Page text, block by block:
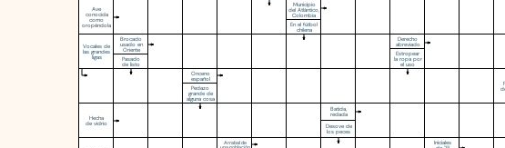
Ave
conocida
como
oropéndola
Municipio
del Atlántico,
Colombia
En el fútbol
chilena
Vocales de
las grandes
ligas
Brocado
usado en
Oriente
Pasado
de listo
Derecho
abreviado
Estropear
la ropa por
el uso
Onceno
español
Pedazo
grande de
alguna cosa
Hecha
de vidrio
Batida,
redada
Desove de
los peces
Arrabal de Iniciales